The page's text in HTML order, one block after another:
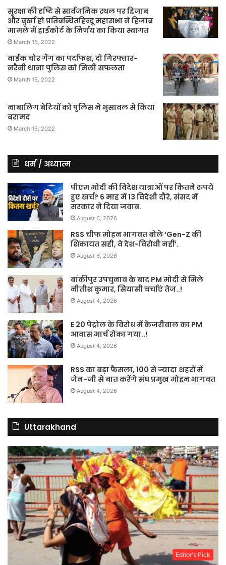
सुरक्षा की दृष्टि से सार्वजनिक स्थल पर हिजाब
और बुर्खा हो प्रतिबन्धितहिन्दू महासभा ने हिजाब
मामले में हाईकोर्ट के निर्णय का किया स्वागत
March 15, 2022
बाईक चोर गैंग का पर्दाफश, दो गिरफ्तार-
नरैनी थाना पुलिस को मिली सफलता
March 15, 2022
नाबालिग बेटियों को पुलिस ने भुसावल से किया
बरामद
March 15, 2022
धर्म / अध्यात्म
पीएम मोदी की विदेश यात्राओं पर कितने रुपये
हुए खर्च? 6 माह में 13 विदेशी दौरे, संसद में
सरकार ने दिया जवाब.
August 6, 2026
RSS चीफ मोहन भागवत बोले ‘Gen-Z की
शिकायत सही, वे देश-विरोधी नहीं’.
August 6, 2026
बांकीपुर उपचुनाव के बाद PM मोदी से मिले
नीतीश कुमार, सियासी चर्चाएं तेज..!
August 4, 2026
E 20 पेट्रोल के विरोध में केजरीवाल का PM
आवास मार्च रोका गया..!
August 4, 2026
RSS का बड़ा फैसला, 100 से ज्यादा शहरों में
जेन-जी से बात करेंगे संघ प्रमुख मोहन भागवत
August 4, 2026
Uttarakhand
Editor's Pick